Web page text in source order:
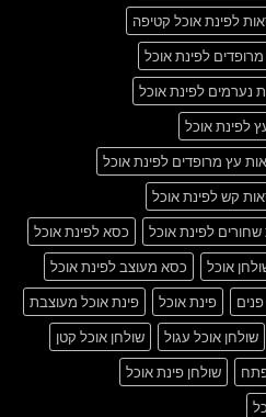
לפינת אוכל קטיפה
לפינת אוכל
נערמים לפינת אוכל
לפינת אוכל
עץ מרופדים לפינת אוכל
קש לפינת אוכל
לפינת אוכל
כסא לפינת אוכל
אוכל
כסא מעוצב לפינת אוכל
פנים פינת אוכל
פינת אוכל מעוצבת
שולחן אוכל עגול
שולחן אוכל קטן
שולחן פינת אוכל